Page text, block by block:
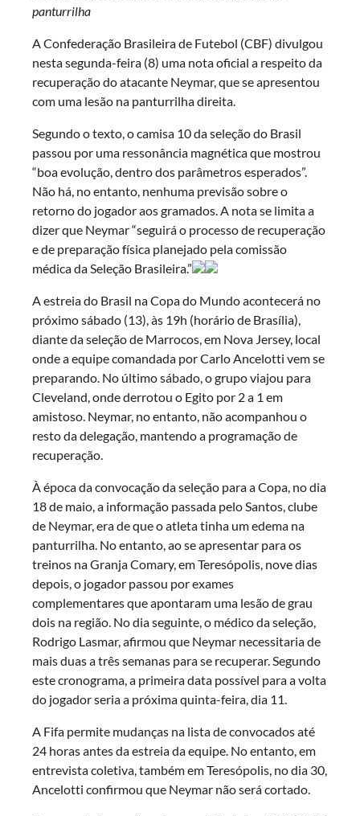
panturrilha
A Confederação Brasileira de Futebol (CBF) divulgou
nesta segunda-feira (8) uma nota oficial a respeito da
recuperação do atacante Neymar, que se apresentou
com uma lesão na panturrilha direita.
Segundo o texto, o camisa 10 da seleção do Brasil
passou por uma ressonância magnética que mostrou
“boa evolução, dentro dos parâmetros esperados”.
Não há, no entanto, nenhuma previsão sobre o
retorno do jogador aos gramados. A nota se limita a
dizer que Neymar “seguirá o processo de recuperação
e de preparação física planejado pela comissão
médica da Seleção Brasileira.”
A estreia do Brasil na Copa do Mundo acontecerá no
próximo sábado (13), às 19h (horário de Brasília),
diante da seleção de Marrocos, em Nova Jersey, local
onde a equipe comandada por Carlo Ancelotti vem se
preparando. No último sábado, o grupo viajou para
Cleveland, onde derrotou o Egito por 2 a 1 em
amistoso. Neymar, no entanto, não acompanhou o
resto da delegação, mantendo a programação de
recuperação.
À época da convocação da seleção para a Copa, no dia
18 de maio, a informação passada pelo Santos, clube
de Neymar, era de que o atleta tinha um edema na
panturrilha. No entanto, ao se apresentar para os
treinos na Granja Comary, em Teresópolis, nove dias
depois, o jogador passou por exames
complementares que apontaram uma lesão de grau
dois na região. No dia seguinte, o médico da seleção,
Rodrigo Lasmar, afirmou que Neymar necessitaria de
mais duas a três semanas para se recuperar. Segundo
este cronograma, a primeira data possível para a volta
do jogador seria a próxima quinta-feira, dia 11.
A Fifa permite mudanças na lista de convocados até
24 horas antes da estreia da equipe. No entanto, em
entrevista coletiva, também em Teresópolis, no dia 30,
Ancelotti confirmou que Neymar não será cortado.